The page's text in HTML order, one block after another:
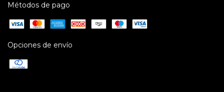
Métodos de pago
Opciones de envío